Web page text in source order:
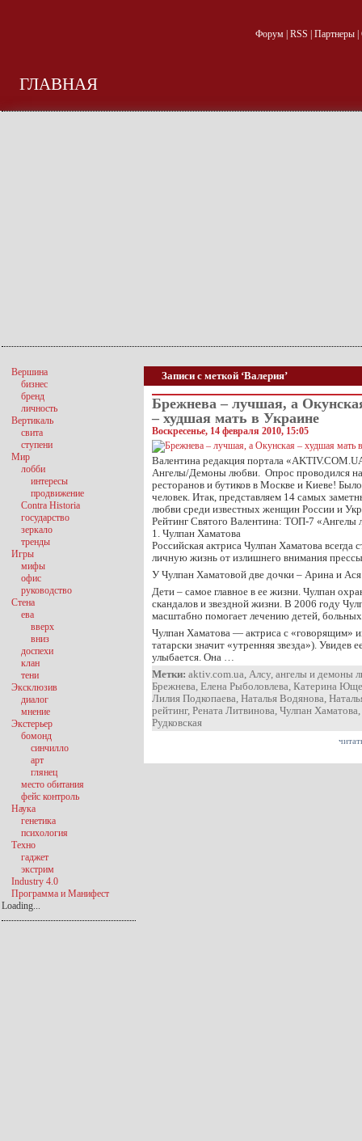
Форум| RSS Партнеры|
ГЛАВНАЯ
Записи с меткой ‘Валерия’
Брежнева – лучшая, а
– худшая мать в Украине
Воскресенье, 14 февраля 2010, 15:05
Валентина редакция портала
Ангелы/Демоны любви. Опрос проводился
ресторанов и бутиков в Москве и Киеве!
человек. Итак, представляем 14 самых
любви среди известных женщин России и
Рейтинг Святого Валентина: ТОП-7 «Ангелы
1. Чулпан Хаматова
Российская актриса Чулпан Хаматова всегда
личную жизнь от излишнего внимания
У Чулпан Хаматовой две дочки – Арина и
Дети – самое главное в ее жизни. Чулпан
скандалов и звездной жизни. В 2006 году
масштабно помогает лечению детей,
Чулпан Хаматова — актриса с «говорящим»
татарски значит «утренняя звезда»). Увидев
улыбается. Она …
Метки: aktiv.com.ua, Алсу, ангелы и демоны
Брежнева, Елена Рыболовлева, Катерина
Лилия Подкопаева, Наталья Водянова,
рейтинг, Рената Литвинова, Чулпан Хаматова,
Рудковская
Вершина
бизнес
бренд
личность
Вертикаль
свита
ступени
Мир
лобби
интересы
продвижение
Contra Historia
государство
зеркало
тренды
Игры
мифы
офис
руководство
Стена
ева
вверх
вниз
доспехи
клан
тени
Эксклюзив
диалог
мнение
Экстерьер
бомонд
синчилло
арт
глянец
место обитания
фейс контроль
Наука
генетика
психология
Техно
гаджет
экстрим
Industry 4.0
Программа и Манифест
Loading...